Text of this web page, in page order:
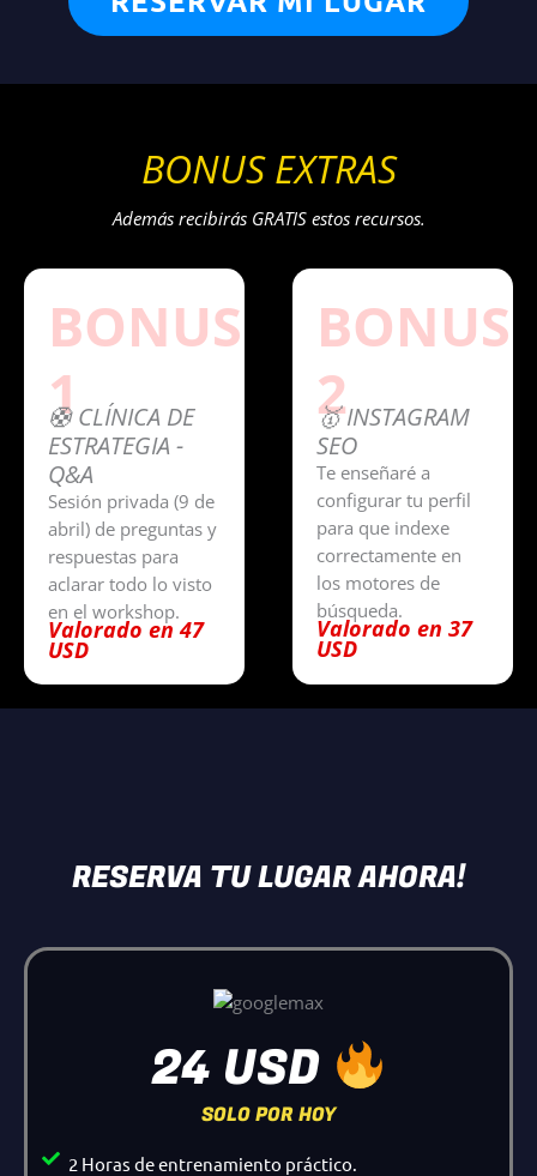
BONUS EXTRAS
Además recibirás GRATIS estos recursos.
BONUS
1
🛟 CLÍNICA DE
ESTRATEGIA -
Q&A
Sesión privada (9 de
abril) de preguntas y
respuestas para
aclarar todo lo visto
en el workshop.
Valorado en 47
USD
BONUS
2
🥇 INSTAGRAM
SEO
Te enseñaré a
configurar tu perfil
para que indexe
correctamente en
los motores de
búsqueda.
Valorado en 37
USD
RESERVA TU LUGAR AHORA!
24 USD
SOLO POR HOY
2 Horas de entrenamiento práctico.